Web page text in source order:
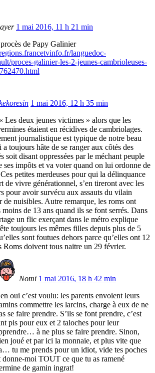
1 mai 2016, 11 h 21 min
de Papy Galinier
languedoc-
proces-galinier-les-2-jeunes-cambrioleuses-
1 mai 2016, 12 h 35 min
Les deux jeunes victimes » alors que les
étaient en récidives de cambriolages.
journalistique est typique de notre beau
a toujours hâte de se ranger aux côtés des
soit disant oppressées par le méchant peuple
ses impôts et va voter quand on lui ordonne de
petites merdeuses pour qui la délinquance
de vivre générationnel, s’en tireront avec les
pour avoir survécu aux assauts du vilain
de nuisibles. Autre remarque, les roms ont
de 13 ans quand ils se font serrés. Dans
un flic exerçant dans le métro explique
toujours les mêmes filles depuis plus de 5
sont foutues dehors parce qu’elles ont 12
Roms doivent tous naitre un 29 février.
Nomi 1 mai 2016, 18 h 42 min
oui c’est voulu: les parents envoient leurs
commettre les larcins, charge à eux de ne
se faire prendre. S’ils se font prendre, c’est
pis pour eux et 2 taloches pour leur
à ne plus se faire prendre. Sinon,
joué et par ici la monnaie, et plus vite que
tu me prends pour un idiot, vide tes poches
donne-moi TOUT ce que tu as ramené
de gamin ingrat!